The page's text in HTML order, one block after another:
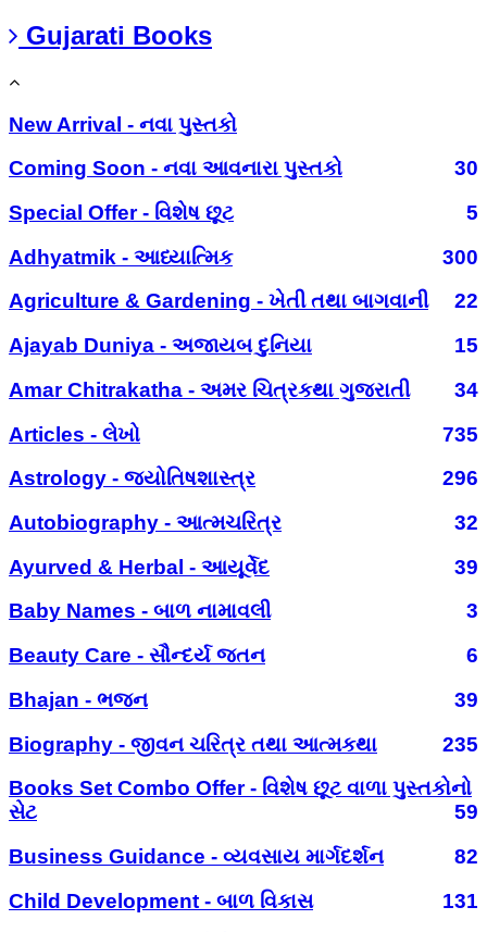
Gujarati Books
New Arrival - નવા પુસ્તકો
Coming Soon - નવા આવનારા પુસ્તકો
30
Special Offer - વિશેષ છૂટ
5
Adhyatmik - આધ્યાત્મિક
300
Agriculture & Gardening - ખેતી તથા બાગવાની
22
Ajayab Duniya - અજાયબ દુનિયા
15
Amar Chitrakatha - અમર ચિત્રકથા ગુજરાતી
34
Articles - લેખો
735
Astrology - જ્યોતિષશાસ્ત્ર
296
Autobiography - આત્મચરિત્ર
32
Ayurved & Herbal - આયૂર્વેદ
39
Baby Names - બાળ નામાવલી
3
Beauty Care - સૌન્દર્ય જતન
6
Bhajan - ભજન
39
Biography - જીવન ચરિત્ર તથા આત્મકથા
235
Books Set Combo Offer - વિશેષ છૂટ વાળા પુસ્તકોનો
સેટ
59
Business Guidance - વ્યવસાય માર્ગદર્શન
82
Child Development - બાળ વિકાસ
131